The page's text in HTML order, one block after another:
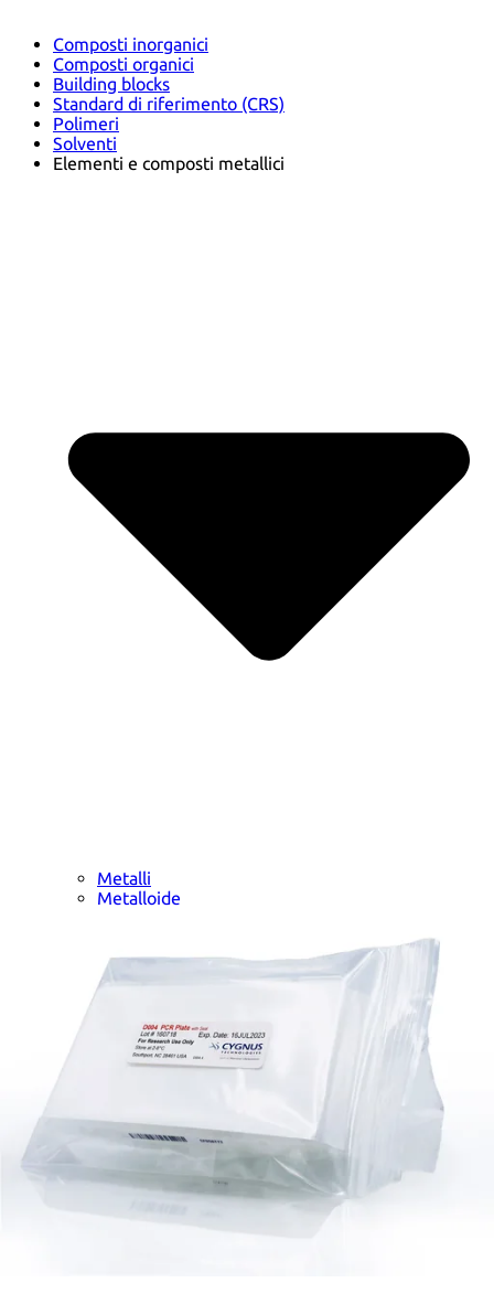
Composti inorganici
Composti organici
Building blocks
Standard di riferimento (CRS)
Polimeri
Solventi
Elementi e composti metallici
Metalli
Metalloide
Tensioattivi e detergenti
Indicatori
Chimica supramolecolare
Nanomateriali
Life science